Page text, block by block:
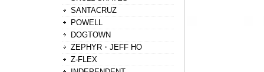
SANTACRUZ
POWELL
DOGTOWN
ZEPHYR・JEFF HO
Z-FLEX